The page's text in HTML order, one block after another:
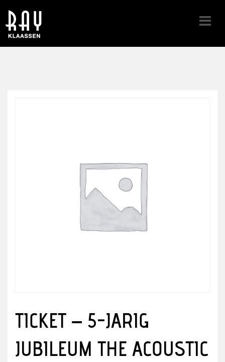
TICKET – 5-JARIG
JUBILEUM THE ACOUSTIC